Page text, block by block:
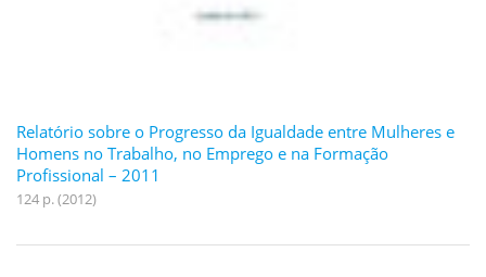
Relatório sobre o Progresso da Igualdade entre Mulheres e
Homens no Trabalho, no Emprego e na Formação
Profissional – 2011
124 p. (2012)